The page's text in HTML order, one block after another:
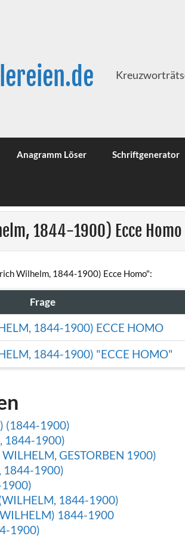
Anagramm Löser Schriftgenerator
1844-1900) Ecce Homo
Wilhelm, 1844-1900) Ecce Homo":
Frage
1844-1900) ECCE HOMO
1844-1900) "ECCE HOMO"
(1844-1900)
1844-1900)
GESTORBEN 1900)
1844-1900)
1900)
1844-1900)
1844-1900
1900)